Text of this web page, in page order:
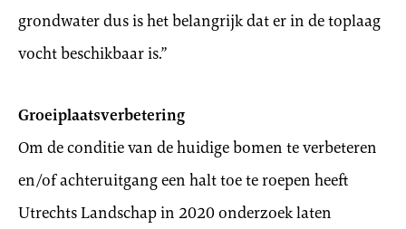
grondwater dus is het belangrijk dat er in de toplaag
vocht beschikbaar is.”
Groeiplaatsverbetering
Om de conditie van de huidige bomen te verbeteren
en/of achteruitgang een halt toe te roepen heeft
Utrechts Landschap in 2020 onderzoek laten